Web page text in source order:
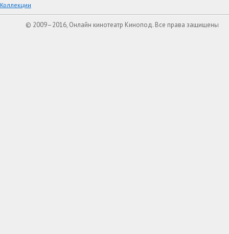
Коллекции
© 2009–2016, Онлайн кинотеатр Кинопод. Все права защищены